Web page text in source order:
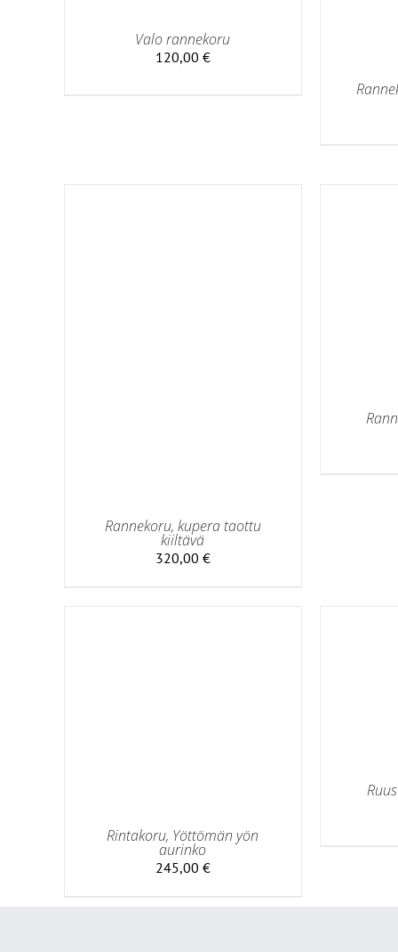
Valo rannekoru
120,00 €
Rannekoru, kupera taottu
kiiltävä
320,00 €
Rintakoru, Yöttömän yön
aurinko
245,00 €